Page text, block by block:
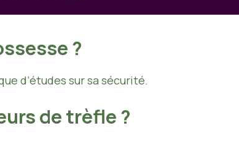
?
d’études sur sa sécurité.
de trèfle ?